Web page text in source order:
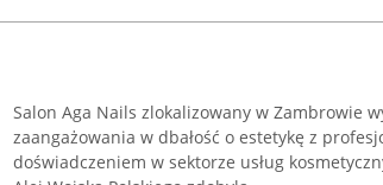
Salon Aga Nails zlokalizowany w Zambrowie
zaangażowania w dbałość o estetykę z
doświadczeniem w sektorze usług